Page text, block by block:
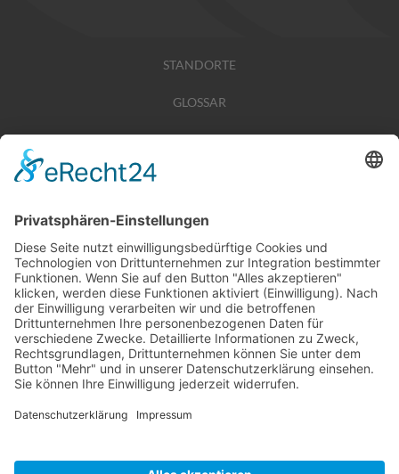
STANDORTE
GLOSSAR
TIPPSPIEL
PRESSE
KONTAKT
UNSERE MITGLIEDSCHAFTEN